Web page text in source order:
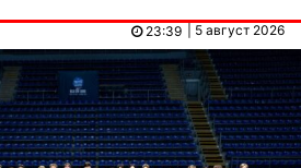
| 5 август 2026
23:39